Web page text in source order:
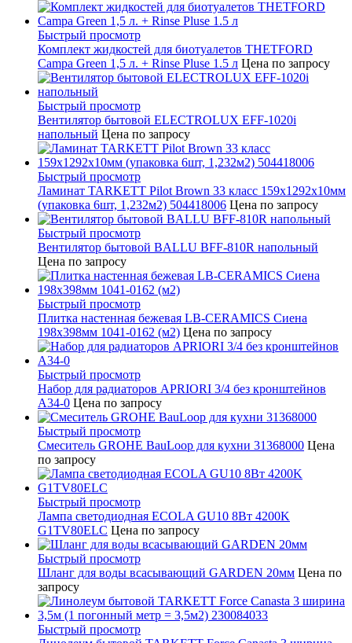
Быстрый просмотр
Комплект жидкостей для биотуалетов THETFORD
Campa Green 1,5 л. + Rinse Pluse 1.5 л Цена по запросу
Быстрый просмотр
Вентилятор бытовой ELECTROLUX EFF-1020i
напольный Цена по запросу
Быстрый просмотр
Ламинат TARKETT Pilot Brown 33 класс 159х1292х10мм
(упаковка 6шт, 1,232м2) 504418006 Цена по запросу
Быстрый просмотр
Вентилятор бытовой BALLU BFF-810R напольный
Цена по запросу
Быстрый просмотр
Плитка настенная бежевая LB-CERAMICS Сиена
198x398мм 1041-0162 (м2) Цена по запросу
Быстрый просмотр
Набор для радиаторов APRIORI 3/4 без кронштейнов
A34-0 Цена по запросу
Быстрый просмотр
Смеситель GROHE BauLoop для кухни 31368000 Цена
по запросу
Быстрый просмотр
Лампа светодиодная ECOLA GU10 8Вт 4200K
G1TV80ELC Цена по запросу
Быстрый просмотр
Шланг для воды всасывающий GARDEN 20мм Цена по
запросу
Быстрый просмотр